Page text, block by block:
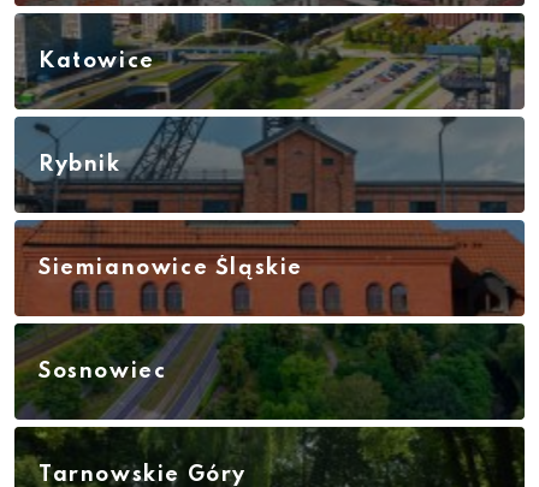
Katowice
Rybnik
Siemianowice Śląskie
Sosnowiec
Tarnowskie Góry